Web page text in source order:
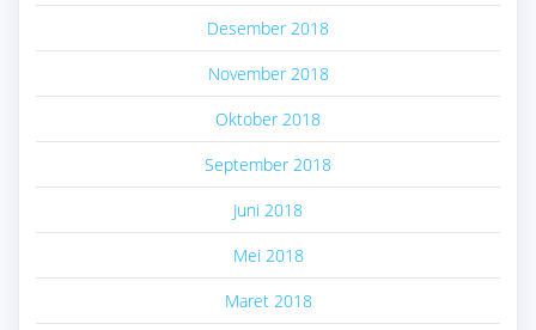
Desember 2018
November 2018
Oktober 2018
September 2018
Juni 2018
Mei 2018
Maret 2018